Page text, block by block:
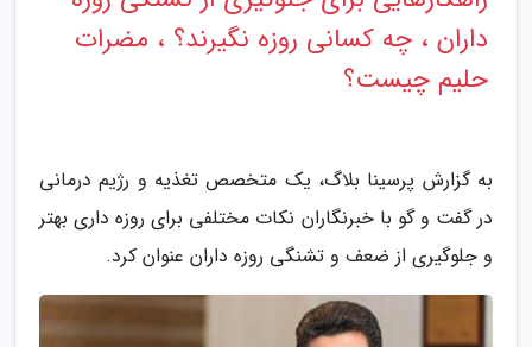
داران ، چه کسانی روزه نگیرند؟ ، مضرات
حلیم چیست؟
به گزارش پرسینا بلاگ، یک متخصص تغذیه و رژیم درمانی
در گفت و گو با خبرنگاران نکات مختلفی برای روزه داری بهتر
و جلوگیری از ضعف و تشنگی روزه داران عنوان کرد.